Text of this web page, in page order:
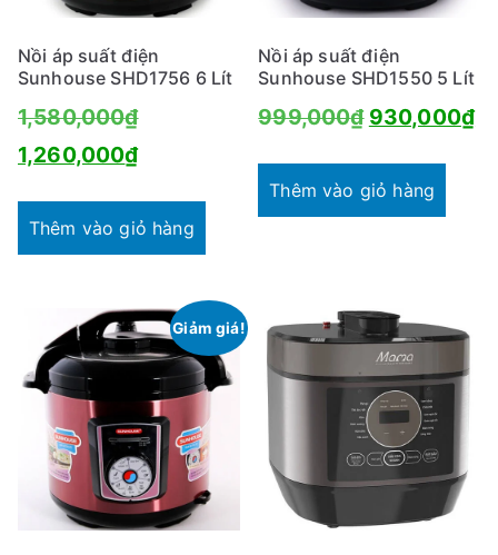
Nồi áp suất điện
Sunhouse SHD1756 6 Lít
1,580,000₫Giá
gốc
1,580,000₫.
1,260,000₫Giá
tại
1,260,000₫.
Thêm vào giỏ hàng
Nồi áp suất điện
Sunhouse SHD1550 5 Lít
999,000₫ Giá
là:
930,000₫
Thêm vào giỏ hàng
Giảm giá!